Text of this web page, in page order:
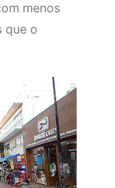
menos
que o